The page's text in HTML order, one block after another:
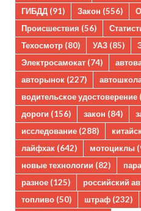
ГИБДД (91) Закон (556)
Происшествия (56)
Техосмотр (80) УАЗ (85)
Электросамокат (74)
авторынок (227)
водительское удостоверение
дороги (156) закон (84)
исследование (288)
лайфхак (642) мотоциклы
новые технологии (82)
разное (125) российский
топливо (50) штраф (232)